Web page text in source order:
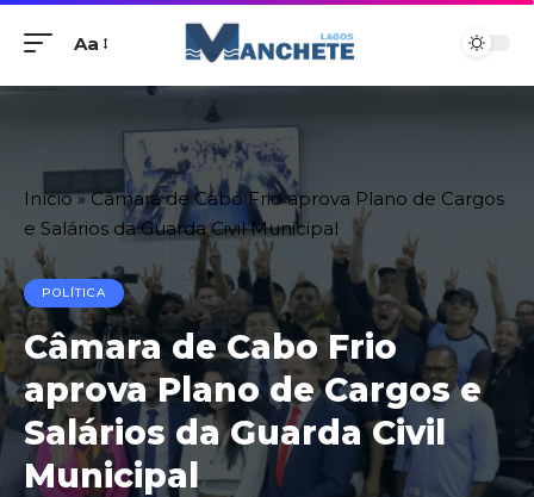
Aa
Início»Câmara de Cabo Frio aprova Plano de Cargos
e Salários da Guarda Civil Municipal
POLÍTICA
Câmara de Cabo Frio
aprova Plano de Cargos e
Salários da Guarda Civil
Municipal